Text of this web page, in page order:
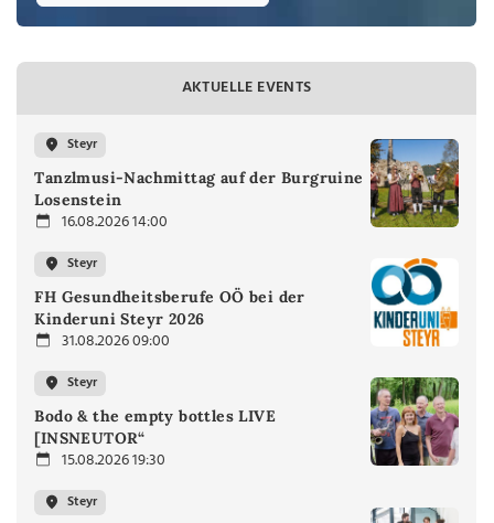
AKTUELLE EVENTS
Steyr
Tanzlmusi-Nachmittag auf der Burgruine
Losenstein
16.08.2026 14:00
Steyr
FH Gesundheitsberufe OÖ bei der
Kinderuni Steyr 2026
31.08.2026 09:00
Steyr
Bodo & the empty bottles LIVE
[INSNEUTOR“
15.08.2026 19:30
Steyr